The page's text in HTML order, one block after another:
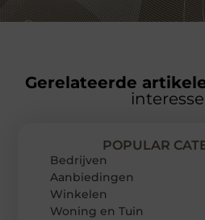
Gerelateerde
POPULAR
Bedrijven
Aanbiedingen
Winkelen
Woning en Tuin